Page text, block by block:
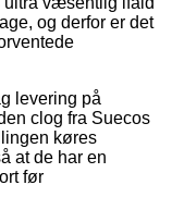
og derfor er det
levering på
clog fra Suecos
køres
at de har en
før